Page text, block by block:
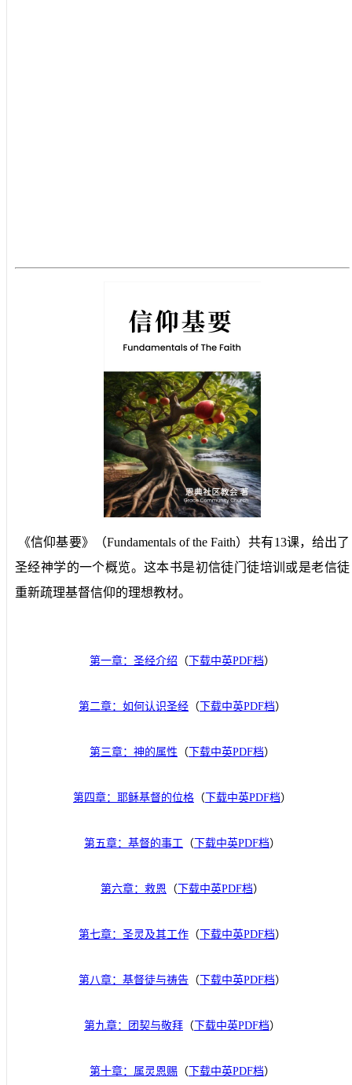
《信仰基要》（Fundamentals of the Faith）共有13课，给出了
圣经神学的一个概览。这本书是初信徒门徒培训或是老信徒
重新疏理基督信仰的理想教材。
第一章：圣经介绍 （ 下载中英PDF档）
第二章：如何认识圣经 （ 下载中英PDF档）
第三章：神的属性 （ 下载中英PDF档）
第四章：耶稣基督的位格 （ 下载中英PDF档）
第五章：基督的事工 （ 下载中英PDF档）
第六章：救恩 （ 下载中英PDF档）
第七章：圣灵及其工作 （ 下载中英PDF档）
第八章：基督徒与祷告 （ 下载中英PDF档）
第九章：团契与敬拜 （ 下载中英PDF档）
第十章：属灵恩赐 （ 下载中英PDF档）